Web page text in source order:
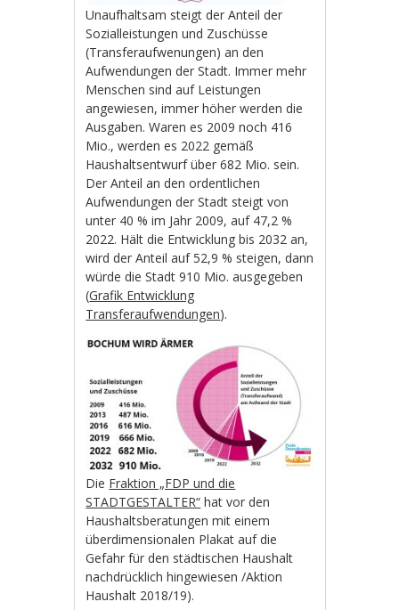
Unaufhaltsam steigt der Anteil der
Sozialleistungen und Zuschüsse
(Transferaufwenungen) an den
Aufwendungen der Stadt. Immer mehr
Menschen sind auf Leistungen
angewiesen, immer höher werden die
Ausgaben. Waren es 2009 noch 416
Mio., werden es 2022 gemäß
Haushaltsentwurf über 682 Mio. sein.
Der Anteil an den ordentlichen
Aufwendungen der Stadt steigt von
unter 40 % im Jahr 2009, auf 47,2 %
2022. Hält die Entwicklung bis 2032 an,
wird der Anteil auf 52,9 % steigen, dann
würde die Stadt 910 Mio. ausgegeben
(Grafik Entwicklung
Transferaufwendungen).
Die Fraktion „FDP und die
STADTGESTALTER“ hat vor den
Haushaltsberatungen mit einem
überdimensionalen Plakat auf die
Gefahr für den städtischen Haushalt
nachdrücklich hingewiesen /Aktion
Haushalt 2018/19).